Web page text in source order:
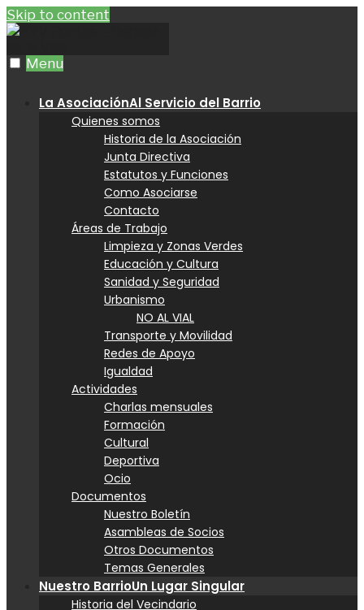
Skip to content
Menu
La AsociaciónAl Servicio del Barrio
Quienes somos
Historia de la Asociación
Junta Directiva
Estatutos y Funciones
Como Asociarse
Contacto
Áreas de Trabajo
Limpieza y Zonas Verdes
Educación y Cultura
Sanidad y Seguridad
Urbanismo
NO AL VIAL
Transporte y Movilidad
Redes de Apoyo
Igualdad
Actividades
Charlas mensuales
Formación
Cultural
Deportiva
Ocio
Documentos
Nuestro Boletín
Asambleas de Socios
Otros Documentos
Temas Generales
Nuestro BarrioUn Lugar Singular
Historia del Vecindario